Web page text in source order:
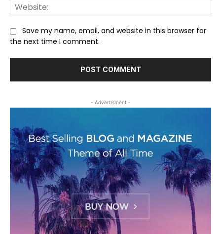
Save my name, email, and website in this browser for
the next time I comment.
- Advertisment -